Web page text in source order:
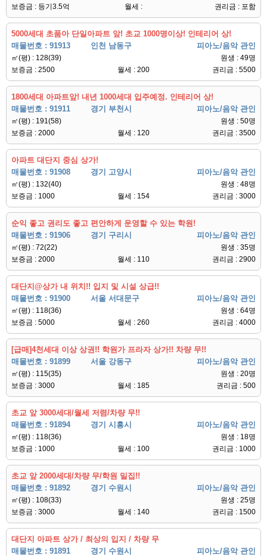
보증금 : 등기3.5억
월세 : 권리금 : 포함
5000세대 초품아 단일아파트 앞! 초교 1000명이상! 인테리어 상!
매물번호 : 91913
인천 남동구 피아노/음악 관인
㎡(평) : 128(39)
원생 : 49명
보증금 : 2500
월세 : 200 권리금 : 5500
1800세대 아파트앞! 내년 1000세대 입주예정. 인테리어 상!
매물번호 : 91911
경기 부천시 피아노/음악 관인
㎡(평) : 191(58)
원생 : 50명
보증금 : 2000
월세 : 120 권리금 : 3500
아파트 대단지 중심 상가!
매물번호 : 91908
경기 고양시 피아노/음악 관인
㎡(평) : 132(40)
원생 : 48명
보증금 : 1000
월세 : 154 권리금 : 3000
순익 좋고 권리도 좋고 편안하게 운영할 수 있는 학원!
매물번호 : 91906
경기 구리시 피아노/음악 관인
㎡(평) : 72(22)
원생 : 35명
보증금 : 2000
월세 : 110 권리금 : 2900
대단지@상가 내 위치!! 입지 및 시설 상급!!
매물번호 : 91900
서울 서대문구 피아노/음악 관인
㎡(평) : 118(36)
원생 : 64명
보증금 : 5000
월세 : 260 권리금 : 4000
[급매]4천세대 이상 상권!! 학원가 프라자 상가!! 차량 무!!
매물번호 : 91899
서울 강동구 피아노/음악 관인
㎡(평) : 115(35)
원생 : 20명
보증금 : 3000
월세 : 185 권리금 : 500
초교 앞 3000세대/월세 저렴/차량 무!!
매물번호 : 91894
경기 시흥시 피아노/음악 관인
㎡(평) : 118(36)
원생 : 18명
보증금 : 1000
월세 : 100 권리금 : 1000
초교 앞 2000세대/차량 무/학원 밀집!!
매물번호 : 91892
경기 수원시 피아노/음악 관인
㎡(평) : 108(33)
원생 : 25명
보증금 : 3000
월세 : 140 권리금 : 1500
대단지 아파트 상가 / 최상의 입지 / 차량 무
매물번호 : 91891
경기 수원시 피아노/음악 관인